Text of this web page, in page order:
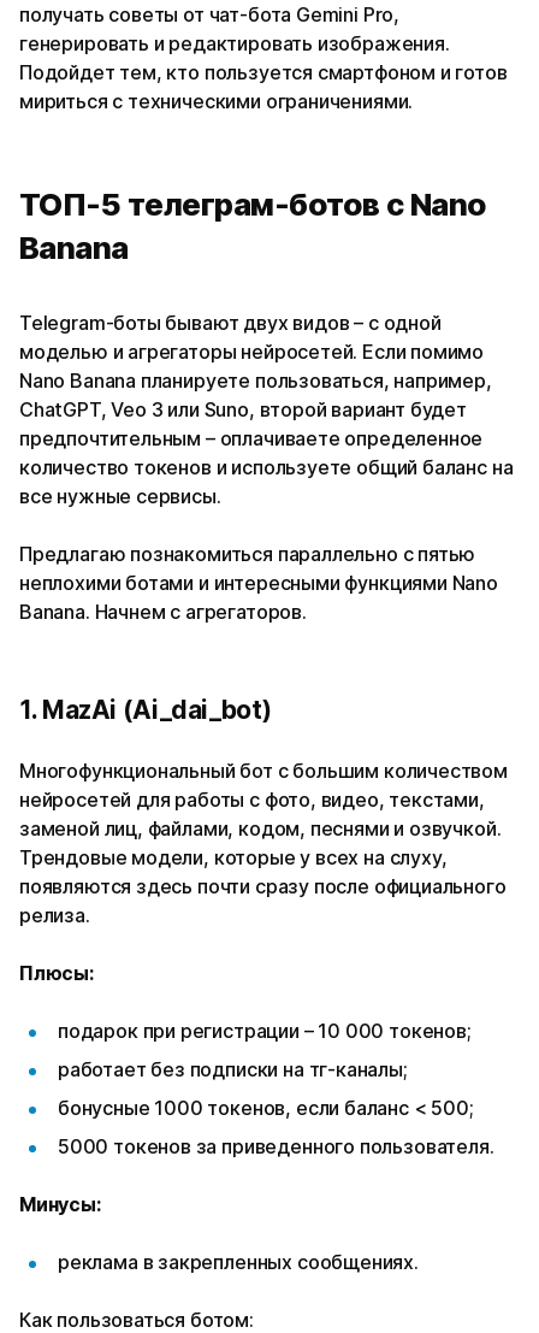
получать советы от чат-бота Gemini Pro,
генерировать и редактировать изображения.
Подойдет тем, кто пользуется смартфоном и готов
мириться с техническими ограничениями.
ТОП-5 телеграм-ботов с Nano
Banana
Telegram-боты бывают двух видов – с одной
моделью и агрегаторы нейросетей. Если помимо
Nano Banana планируете пользоваться, например,
ChatGPT, Veo 3 или Suno, второй вариант будет
предпочтительным – оплачиваете определенное
количество токенов и используете общий баланс на
все нужные сервисы.
Предлагаю познакомиться параллельно с пятью
неплохими ботами и интересными функциями Nano
Banana. Начнем с агрегаторов.
1. MazAi (Ai_dai_bot)
Многофункциональный бот с большим количеством
нейросетей для работы с фото, видео, текстами,
заменой лиц, файлами, кодом, песнями и озвучкой.
Трендовые модели, которые у всех на слуху,
появляются здесь почти сразу после официального
релиза.
Плюсы:
подарок при регистрации – 10 000 токенов;
работает без подписки на тг-каналы;
бонусные 1000 токенов, если баланс < 500;
5000 токенов за приведенного пользователя.
Минусы:
реклама в закрепленных сообщениях.
Как пользоваться ботом: